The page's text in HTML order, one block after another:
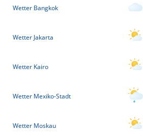
Wetter Bangkok
Wetter Jakarta
Wetter Kairo
Wetter Mexiko-Stadt
Wetter Moskau